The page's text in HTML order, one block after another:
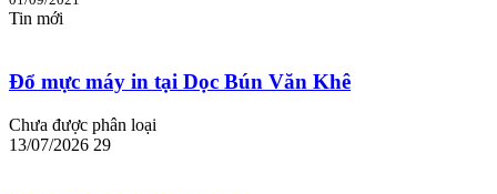
Tin mới
Đổ mực máy in tại Dọc Bún Văn Khê
Chưa được phân loại
13/07/2026 29